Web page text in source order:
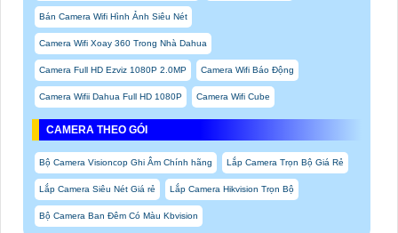
Bán Camera Wifi Hình Ảnh Siêu Nét
Camera Wifi Xoay 360 Trong Nhà Dahua
Camera Full HD Ezviz 1080P 2.0MP Camera Wifi Báo Động
Camera Wifii Dahua Full HD 1080P Camera Wifi Cube
CAMERA THEO GÓI
Bộ Camera Visioncop Ghi Âm Chính hãng Lắp Camera Trọn Bộ Giá Rẻ
Lắp Camera Siêu Nét Giá rẻ Lắp Camera Hikvision Trọn Bộ
Bộ Camera Ban Đêm Có Màu Kbvision